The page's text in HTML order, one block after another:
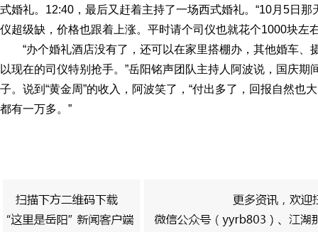
式婚礼。12:40，最后又赶着主持了一场西式婚礼。“10月5日
仪超级缺，价格也跟着上涨。平时请个司仪也就花个1000块左
“办个婚礼酒店没有了，还可以在家里搭棚办，其他婚车、
以现在的司仪特别抢手。”岳阳铭声团队主持人阿波说，国庆
子。说到“黄金周”的收入，阿波笑了，“付出多了，回报自然也
都有一万多。”